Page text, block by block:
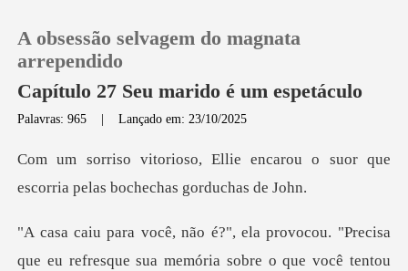
Loja
Histórico
A obsessão selvagem do magnata
arrependido
Capítulo 27 Seu marido é um espetáculo
Palavras: 965 |Lançado em: 23/10/2025
encarou o suor que
escorria pe
sobre o que você tentou